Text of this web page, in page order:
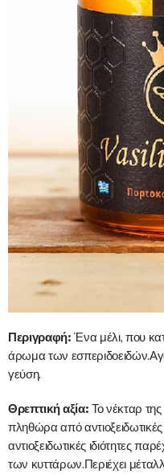
Περιγραφή:Ένα μέλι, που
άρωμα των
γεύση.
Θρεπτική αξία:Το νέκταρ
πληθώρα από αντιοξειδωτικές
αντιοξειδωτικές ιδιότητες
των κυττάρων.Περιέχει